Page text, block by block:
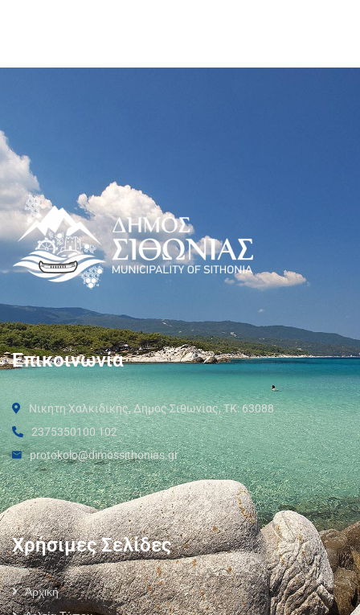
Επικοινωνία
Νικήτη Χαλκιδικής, Δήμος Σιθωνίας, ΤΚ: 63088
2375350100 102
protokolo@dimossithonias.gr
Χρήσιμες Σελίδες
Αρχική